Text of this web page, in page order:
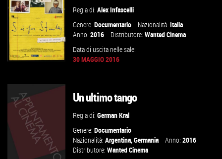
VAI ALLA SCHEDA
GUARDA IL TRAILER
VAI ALLA SCHEDA
Regia di:Alex Infascelli
Genere:Documentario Nazionalità:Italia
Anno:2016 Distributore:Wanted Cinema
Data di uscita nelle sale:
30 MAGGIO 2016
Un ultimo tango
Regia di:German Kral
Genere:Documentario
Nazionalità:Argentina,Germania Anno:2016
Distributore:Wanted Cinema